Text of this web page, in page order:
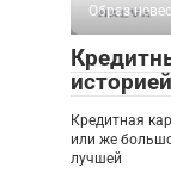
Образ
историей
Кредитная
или же
лучшей